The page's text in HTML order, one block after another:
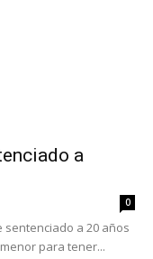
a
0
sentenciado a 20 años
para tener...